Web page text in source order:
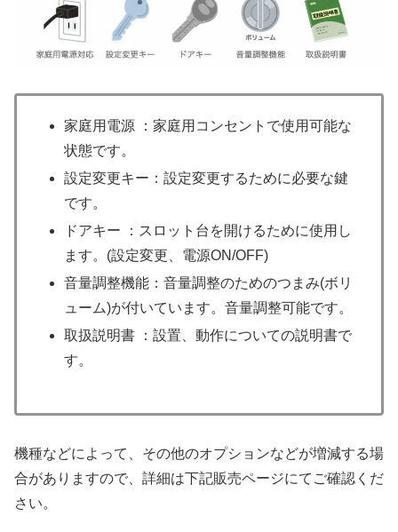
家庭用電源 ：家庭用コンセントで使用可能な
状態です。
設定変更キー：設定変更するために必要な鍵
です。
ドアキー ：スロット台を開けるために使用し
ます。(設定変更、電源ON/OFF)
音量調整機能：音量調整のためのつまみ(ボリ
ューム)が付いています。音量調整可能です。
取扱説明書 ：設置、動作についての説明書で
す。
機種などによって、その他のオプションなどが増減する場
合がありますので、詳細は下記販売ページにてご確認くだ
さい。